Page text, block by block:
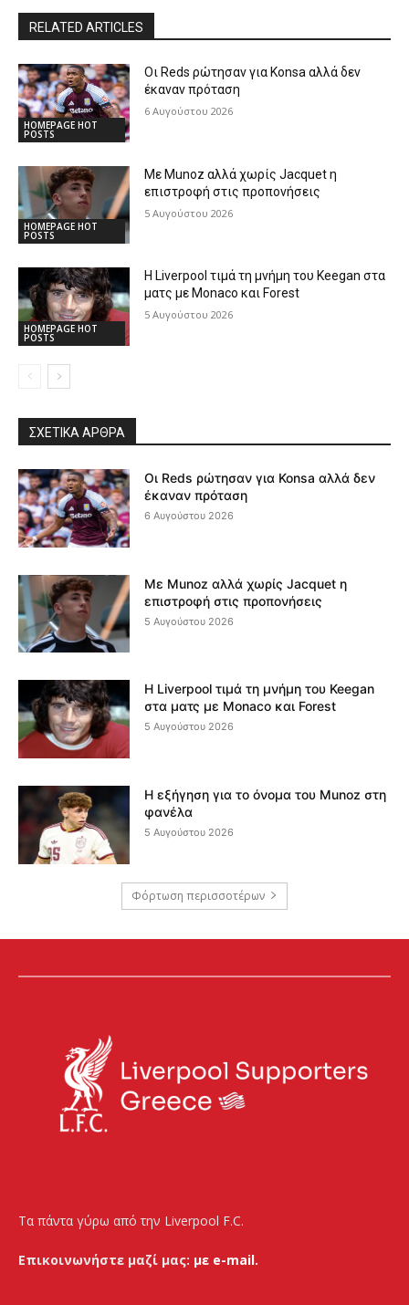
RELATED ARTICLES
HOMEPAGE HOT
POSTS
Οι Reds ρώτησαν για Konsa αλλά δεν
έκαναν πρόταση
6 Αυγούστου 2026
HOMEPAGE HOT
POSTS
Με Munoz αλλά χωρίς Jacquet η
επιστροφή στις προπονήσεις
5 Αυγούστου 2026
HOMEPAGE HOT
POSTS
Η Liverpool τιμά τη μνήμη του Keegan στα
ματς με Monaco και Forest
5 Αυγούστου 2026
ΣΧΕΤΙΚΆ ΆΡΘΡΑ
Οι Reds ρώτησαν για Konsa αλλά δεν
έκαναν πρόταση
6 Αυγούστου 2026
Με Munoz αλλά χωρίς Jacquet η
επιστροφή στις προπονήσεις
5 Αυγούστου 2026
Η Liverpool τιμά τη μνήμη του Keegan
στα ματς με Monaco και Forest
5 Αυγούστου 2026
Η εξήγηση για το όνομα του Munoz στη
φανέλα
5 Αυγούστου 2026
Φόρτωση περισσοτέρων
Τα πάντα γύρω από την Liverpool F.C.
Επικοινωνήστε μαζί μας: με e-mail.